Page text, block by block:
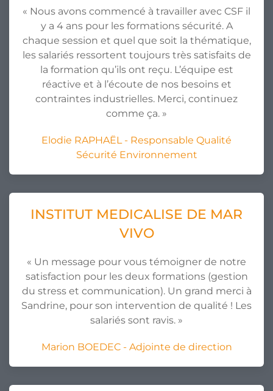
« Nous avons commencé à travailler avec CSF il
y a 4 ans pour les formations sécurité. A
chaque session et quel que soit la thématique,
les salariés ressortent toujours très satisfaits de
la formation qu’ils ont reçu. L’équipe est
réactive et à l’écoute de nos besoins et
contraintes industrielles. Merci, continuez
comme ça. »
Elodie RAPHAËL - Responsable Qualité
Sécurité Environnement
INSTITUT MEDICALISE DE MAR
VIVO
« Un message pour vous témoigner de notre
satisfaction pour les deux formations (gestion
du stress et communication). Un grand merci à
Sandrine, pour son intervention de qualité ! Les
salariés sont ravis. »
Marion BOEDEC - Adjointe de direction